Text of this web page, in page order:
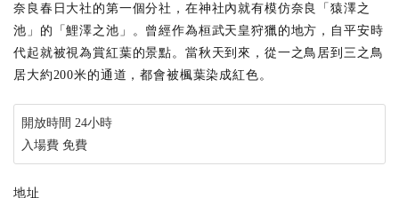
奈良春日大社的第一個分社，在神社內就有模仿奈良「猿澤之
池」的「鯉澤之池」。曾經作為桓武天皇狩獵的地方，自平安時
代起就被視為賞紅葉的景點。當秋天到來，從一之鳥居到三之鳥
居大約200米的通道，都會被楓葉染成紅色。
開放時間 24小時
入場費 免費
地址